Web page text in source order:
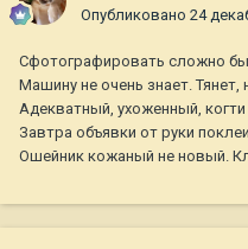
Опубликовано 24
Сфотографировать сложно
Машину не очень знает.
Адекватный, ухоженный,
Завтра объявки от руки
Ошейник кожаный не новый.